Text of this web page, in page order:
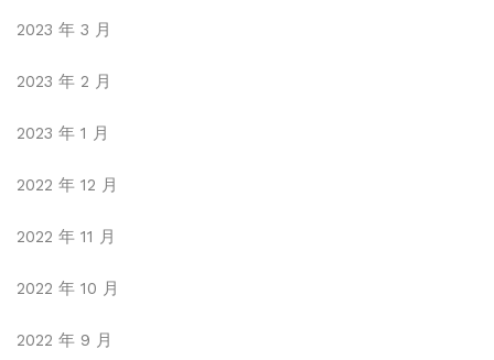
2023 年 3 月
2023 年 2 月
2023 年 1 月
2022 年 12 月
2022 年 11 月
2022 年 10 月
2022 年 9 月